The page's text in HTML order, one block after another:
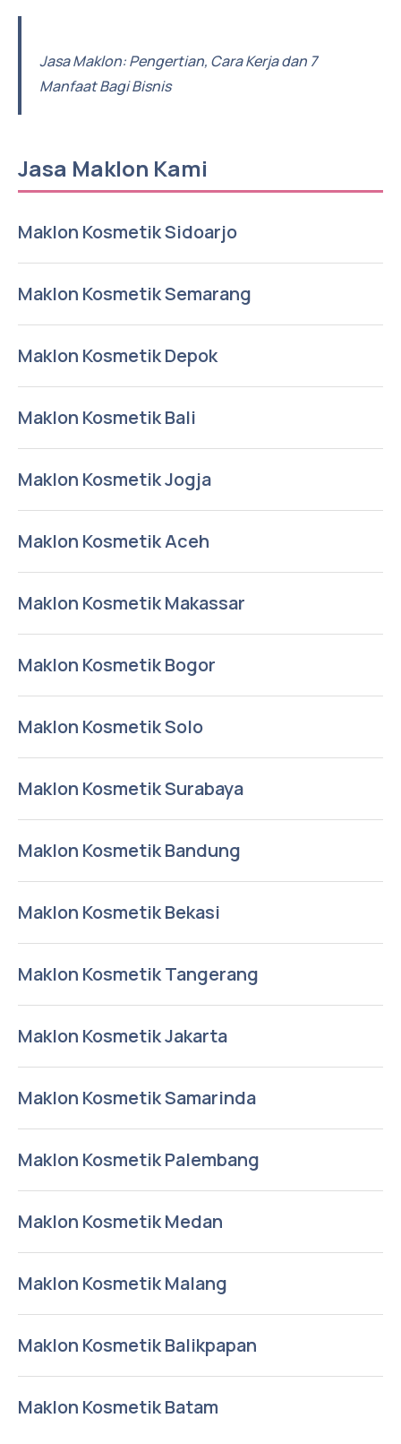
Jasa Maklon: Pengertian, Cara Kerja dan 7
Manfaat Bagi Bisnis
Jasa Maklon Kami
Maklon Kosmetik Sidoarjo
Maklon Kosmetik Semarang
Maklon Kosmetik Depok
Maklon Kosmetik Bali
Maklon Kosmetik Jogja
Maklon Kosmetik Aceh
Maklon Kosmetik Makassar
Maklon Kosmetik Bogor
Maklon Kosmetik Solo
Maklon Kosmetik Surabaya
Maklon Kosmetik Bandung
Maklon Kosmetik Bekasi
Maklon Kosmetik Tangerang
Maklon Kosmetik Jakarta
Maklon Kosmetik Samarinda
Maklon Kosmetik Palembang
Maklon Kosmetik Medan
Maklon Kosmetik Malang
Maklon Kosmetik Balikpapan
Maklon Kosmetik Batam